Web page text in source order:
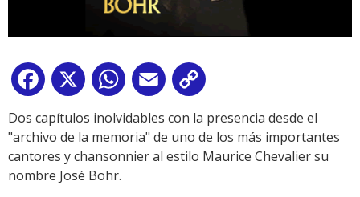
Facebook
X WhatsApp
Email
Link
Dos capítulos inolvidables con la presencia desde el
"archivo de la memoria" de uno de los más importantes
cantores y chansonnier al estilo Maurice Chevalier su
nombre José Bohr.